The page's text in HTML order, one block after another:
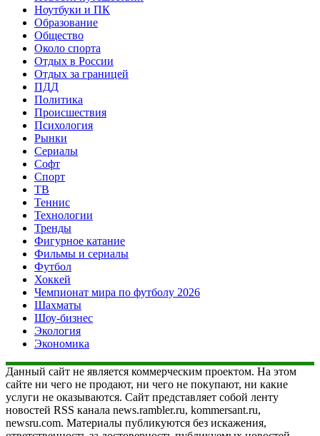
Ноутбуки и ПК
Образование
Общество
Около спорта
Отдых в России
Отдых за границей
ПДД
Политика
Происшествия
Психология
Рынки
Сериалы
Софт
Спорт
ТВ
Теннис
Технологии
Тренды
Фигурное катание
Фильмы и сериалы
Футбол
Хоккей
Чемпионат мира по футболу 2026
Шахматы
Шоу-бизнес
Экология
Экономика
Данный сайт не является коммерческим проектом. На этом
сайте ни чего не продают, ни чего не покупают, ни какие
услуги не оказываются. Сайт представляет собой ленту
новостей RSS канала news.rambler.ru, kommersant.ru,
newsru.com. Материалы публикуются без искажения,